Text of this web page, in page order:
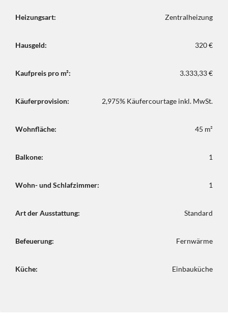
Heizungsart: Zentralheizung
Hausgeld: 320 €
Kaufpreis pro m²: 3.333,33 €
Käuferprovision: 2,975% Käufercourtage inkl. MwSt.
Wohnfläche: 45 m²
Balkone: 1
Wohn- und Schlafzimmer: 1
Art der Ausstattung: Standard
Befeuerung: Fernwärme
Küche: Einbauküche